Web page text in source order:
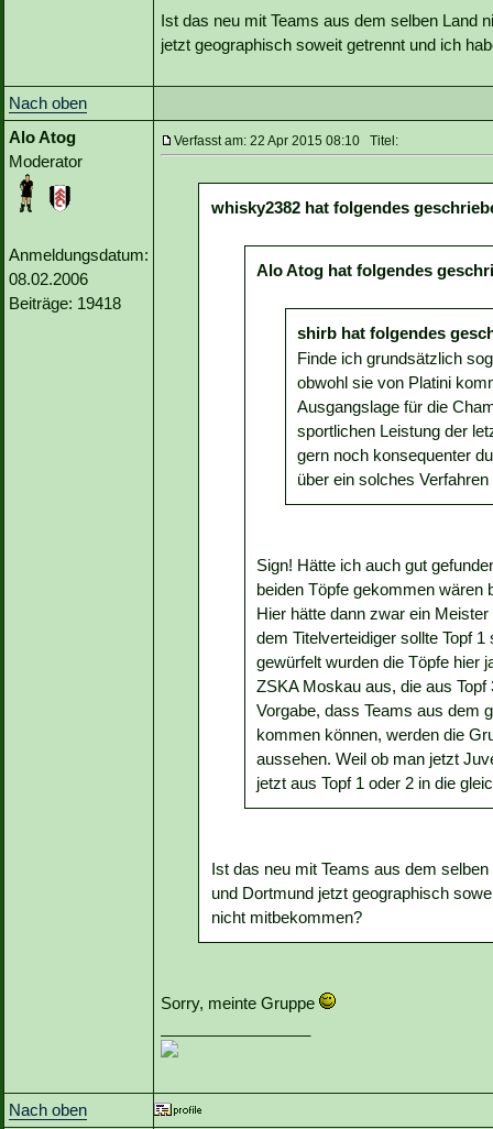
Ist das neu mit Teams aus dem selben Land
jetzt geographisch soweit getrennt und ich
Nach oben
Alo Atog
Moderator
Anmeldungsdatum:
08.02.2006
Beiträge: 19418
Verfasst am: 22 Apr 2015 08:10 Titel:
whisky2382 hat folgendes
Alo Atog hat folgendes
shirb hat folgendes
Finde ich grundsätzlich
obwohl sie von Platini
Ausgangslage für die
sportlichen Leistung der
gern noch konsequenter
über ein solches Verfahren
Sign! Hätte ich auch gut
beiden Töpfe gekommen wären
Hier hätte dann zwar ein
dem Titelverteidiger sollte Topf
gewürfelt wurden die Töpfe hier
ZSKA Moskau aus, die aus
Vorgabe, dass Teams aus dem
kommen können, werden die
aussehen. Weil ob man jetzt
jetzt aus Topf 1 oder 2 in die
Ist das neu mit Teams aus dem
und Dortmund jetzt geographisch
nicht mitbekommen?
Sorry, meinte Gruppe
Nach oben